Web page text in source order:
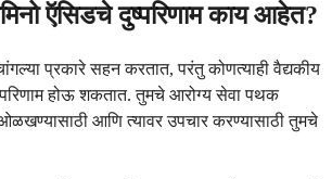
ऍसिडचे दुष्परिणाम काय आहेत?
प्रकारे सहन करतात, परंतु कोणत्याही वैद्यकीय
होऊ शकतात. तुमचे आरोग्य सेवा पथक
आणि त्यावर उपचार करण्यासाठी तुमचे